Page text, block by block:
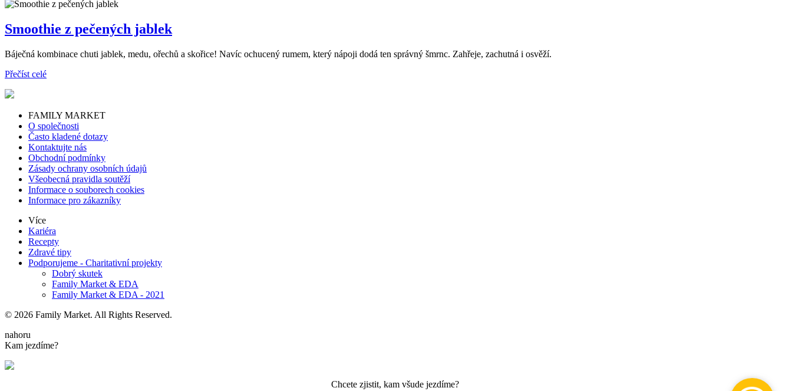
Smoothie z pečených jablek
Báječná kombinace chuti jablek, medu, ořechů a skořice! Navíc ochucený rumem, který nápoji dodá ten správný šmrnc. Zahřeje, zachutná i osvěží.
Přečíst celé
FAMILY MARKET
O společnosti
Často kladené dotazy
Kontaktujte nás
Obchodní podmínky
Zásady ochrany osobních údajů
Všeobecná pravidla soutěží
Informace o souborech cookies
Informace pro zákazníky
Více
Kariéra
Recepty
Zdravé tipy
Podporujeme - Charitativní projekty
Dobrý skutek
Family Market & EDA
Family Market & EDA - 2021
© 2026 Family Market. All Rights Reserved.
nahoru
Kam jezdíme?
Chcete zjistit, kam všude jezdíme?